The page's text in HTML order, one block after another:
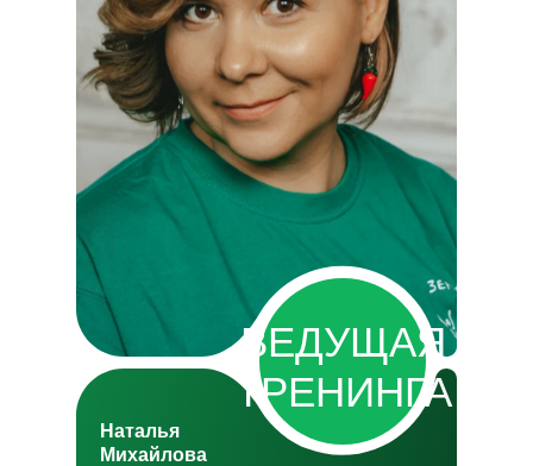
ВЕДУЩАЯ
ТРЕНИНГА
Наталья
Михайлова